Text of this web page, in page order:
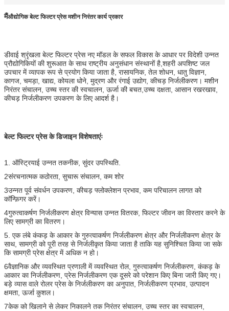
मैंऔद्योगिक बेल्ट फिल्टर प्रेस मशीन निरंतर कार्य प्रकार
डीवाई श्रृंखला बेल्ट फिल्टर प्रेस नए मॉडल के सफल विकास के आधार पर विदेशी उन्नत
प्रौद्योगिकियों की शुरूआत के साथ राष्ट्रीय अनुसंधान संस्थानों है,शहरी अपशिष्ट जल
उपचार में व्यापक रूप से प्रयोग किया जाता है, रासायनिक, तेल शोधन, धातु विज्ञान,
कागज, चमड़ा, खाद्य, कोयला धोने, मुद्रण और रंगाई उद्योग, कीचड़ निर्जलीकरण। मशीन
निरंतर संचालन, उच्च स्तर की स्वचालन, ऊर्जा की बचत,उच्च दक्षता, आसान रखरखाव,
कीचड़ निर्जलीकरण उपकरण के लिए आदर्श है।
बेल्ट फिल्टर प्रेस के डिजाइन विशेषताएंः
1. ऑस्ट्रियाई उन्नत तकनीक, सुंदर उपस्थिति.
2संरचनात्मक कठोरता, सुचारू संचालन, कम शोर
3उन्नत पूर्व संवर्धन उपकरण, कीचड़ फ्लोक्लेशन प्रभाव, कम परिचालन लागत को
कॉन्फ़िगर करें।
4गुरुत्वाकर्षण निर्जलीकरण क्षेत्र विन्यास उन्नत वितरक, फिल्टर जीवन का विस्तार करने के
लिए सामग्री का वितरण।
5. एक लंबे कंकड़ के आकार के गुरुत्वाकर्षण निर्जलीकरण क्षेत्र और निर्जलीकरण क्षेत्र के
साथ, सामग्री को पूरी तरह से निर्जलीकृत किया जाता है ताकि यह सुनिश्चित किया जा सके
कि सामग्री प्रेस क्षेत्र में अधिक न हो।
6वैज्ञानिक और व्यवस्थित प्रणाली में व्यवस्थित रोल, गुरुत्वाकर्षण निर्जलीकरण, कंकड़ के
आकार का निर्जलीकरण, प्रेस निर्जलीकरण एक दूसरे को परेशान किए बिना जारी किए गए।
बड़े व्यास वाले रोलर प्रेस के निर्जलीकरण का अनुपात, निर्जलीकरण प्रभाव, उत्पादन
क्षमता, ऊर्जा कुशल।
7केक को खिलाने से लेकर निकालने तक निरंतर संचालन, उच्च स्तर का स्वचालन,